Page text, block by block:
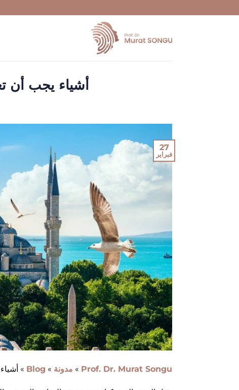
أشياء يجب أن
27
فبراير
Prof. Dr. Murat Songu
» مدونة »
Blog
»